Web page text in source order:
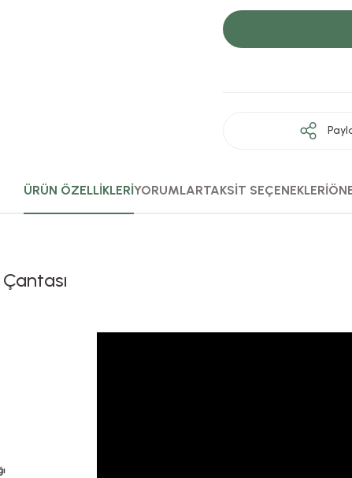
ÜRÜN ÖZELLİKLERİYORUMLARTAKSİT SEÇENEKLERİ